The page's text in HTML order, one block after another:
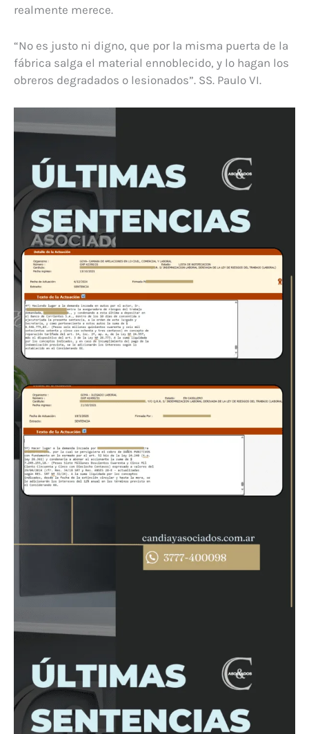
realmente merece.
“No es justo ni digno, que por la misma puerta de la
fábrica salga el material ennoblecido, y lo hagan los
obreros degradados o lesionados”. SS. Paulo VI.